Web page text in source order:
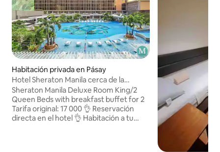
Habitación privada en Pásay
Hotel Sheraton Manila cerca de la
terminal 3 de NAIA
Sheraton Manila Deluxe Room King/2
Queen Beds with breakfast buffet for 2
Tarifa original: 17 000 👌 Reservación
directa en el hotel 👌 Habitación a tu